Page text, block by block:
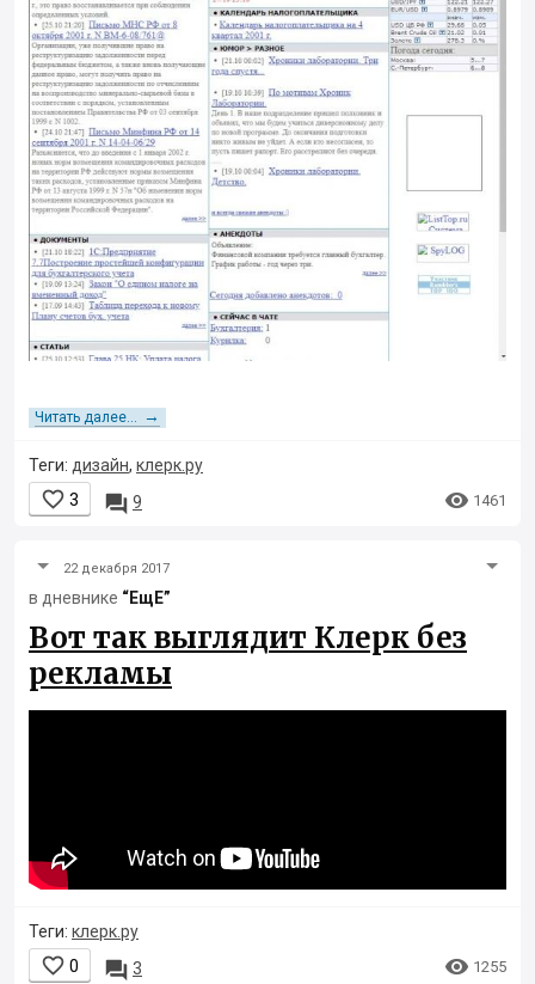
Читать далее... →
Теги: дизайн, клерк.ру
 3  9  1461
22 декабря 2017
в дневнике “ЕщЕ”
Вот так выглядит Клерк без
рекламы
Теги: клерк.ру
 0  3  1255